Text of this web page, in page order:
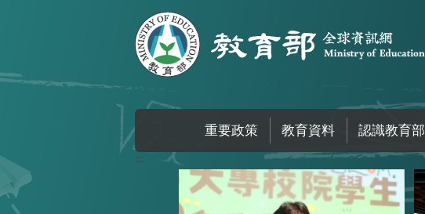
重要政策 教育資料 認識教育部
:::